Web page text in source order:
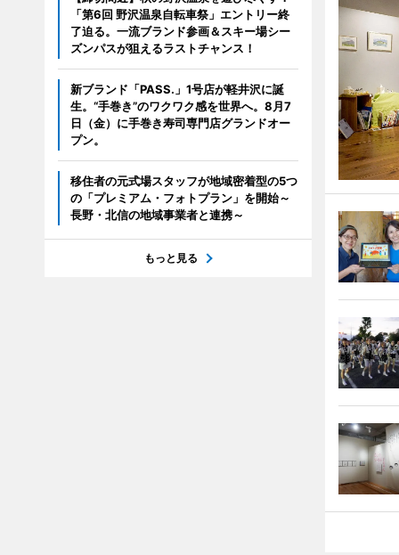
「第6回 野沢温泉自転車祭」エントリー終
了迫る。一流ブランド参画＆スキー場シー
ズンパスが狙えるラストチャンス！
新ブランド「PASS.」1号店が軽井沢に誕
生。“手巻き”のワクワク感を世界へ。8月7
日（金）に手巻き寿司専門店グランドオー
プン。
移住者の元式場スタッフが地域密着型の5つ
の「プレミアム・フォトプラン」を開始～
長野・北信の地域事業者と連携～
もっと見る